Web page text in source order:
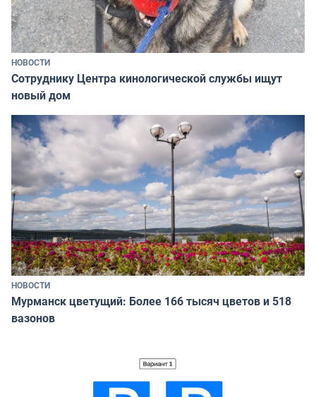
НОВОСТИ
Сотруднику Центра кинологической службы ищут
новый дом
НОВОСТИ
Мурманск цветущий: Более 166 тысяч цветов и 518
вазонов